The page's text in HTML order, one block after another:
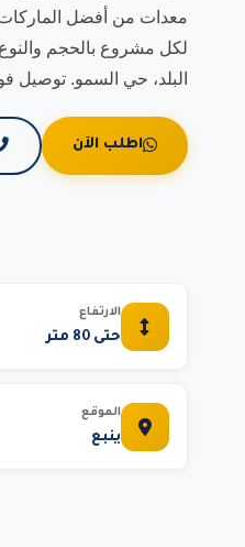
لكل مشروع بالحجم والنوع
البلد، حي السمو. توصيل
اطلب الآن
الارتفاع
حتى 80 متر
الموقع
ينبع